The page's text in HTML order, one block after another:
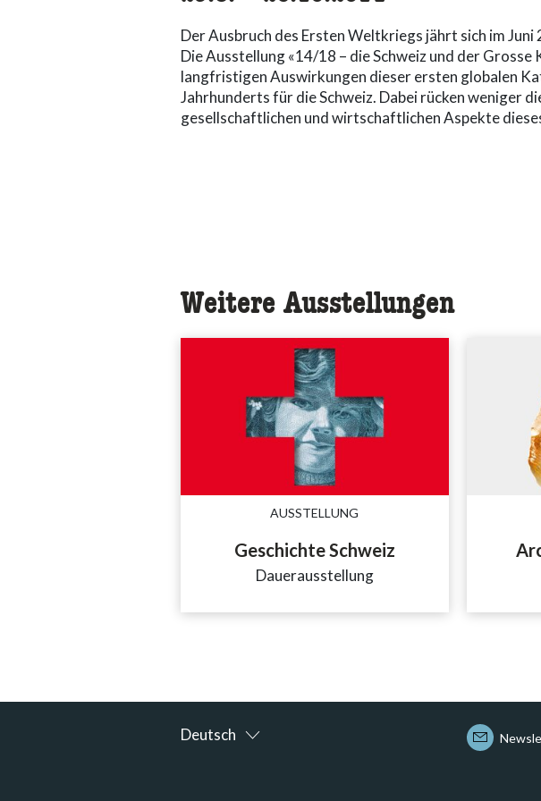
Der Ausbruch des Ersten Weltkriegs jährt sich im
Die Ausstellung «14/18 – die Schweiz und der Grosse
langfristigen Auswirkungen dieser ersten globalen
Jahrhunderts für die Schweiz. Dabei rücken weniger
gesellschaftlichen und wirtschaftlichen Aspekte
Weitere Ausstellungen
AUSSTELLUNG
Geschichte Schweiz
Dauerausstellung
Deutsch